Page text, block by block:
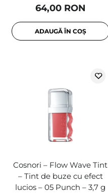
64,00 RON
ADAUGĂ ÎN COȘ
Cosnori – Flow Wave Tint
– Tint de buze cu efect
lucios – 05 Punch – 3,7 g